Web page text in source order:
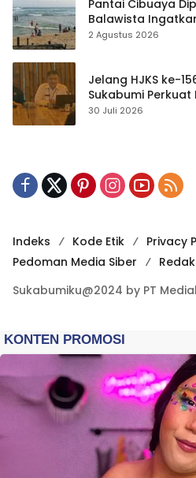
Pantai Cibuaya
Balawista
Waspada
2 Agustus 2026
Jelang HJKS ke-
Sukabumi
Publikasi Digital
30 Juli 2026
Indeks Kode Etik Privacy
Pedoman Media Siber
Sukabumiku@2024 by PT